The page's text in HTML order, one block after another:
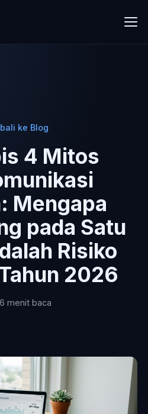
ke Blog
4 Mitos
Mengapa
pada Satu
Risiko
2026
6 menit baca